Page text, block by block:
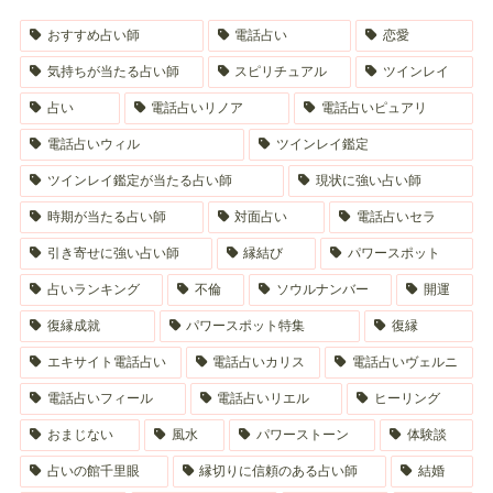
おすすめ占い師 電話占い 恋愛
気持ちが当たる占い師 スピリチュアル ツインレイ
占い 電話占いリノア 電話占いピュアリ
電話占いウィル ツインレイ鑑定
ツインレイ鑑定が当たる占い師 現状に強い占い師
時期が当たる占い師 対面占い 電話占いセラ
引き寄せに強い占い師 縁結び パワースポット
占いランキング 不倫 ソウルナンバー 開運
復縁成就 パワースポット特集 復縁
エキサイト電話占い 電話占いカリス 電話占いヴェルニ
電話占いフィール 電話占いリエル ヒーリング
おまじない 風水 パワーストーン 体験談
占いの館千里眼 縁切りに信頼のある占い師 結婚